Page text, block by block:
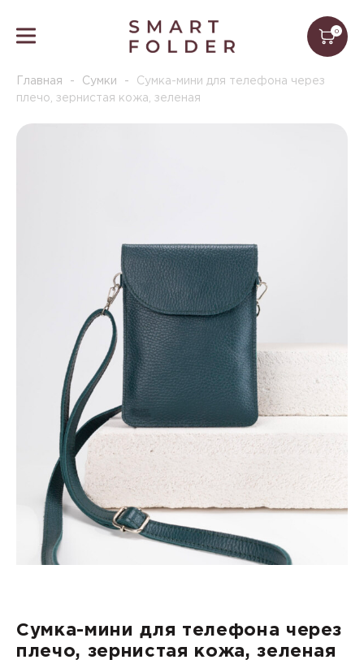
0
Главная - Сумки -
Сумка-мини для телефона через
плечо, зернистая кожа, зеленая
Сумка-мини для телефона через
плечо, зернистая кожа, зеленая